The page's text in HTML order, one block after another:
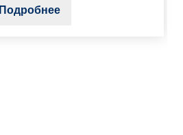
Подробнее